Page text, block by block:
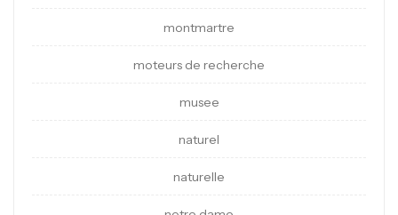
montmartre
moteurs de recherche
musee
naturel
naturelle